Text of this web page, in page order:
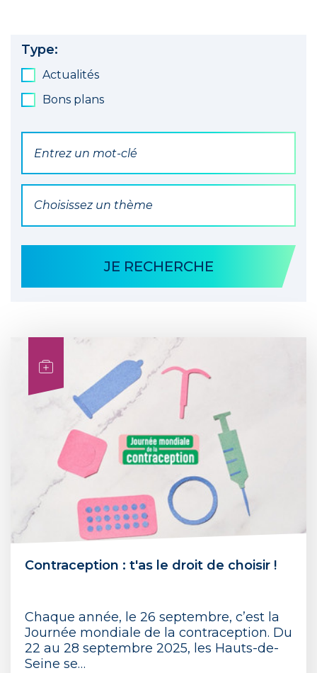
Type:
Actualités
Bons plans
Contraception : t'as le droit de choisir !
Chaque année, le 26 septembre, c’est la
Journée mondiale de la contraception. Du
22 au 28 septembre 2025, les Hauts-de-
Seine se…